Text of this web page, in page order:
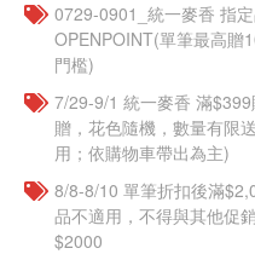
0729-0901_統一麥香​ 指
OPENPOINT(單筆最高贈
門檻)
7/29-9/1 統一麥香​ 滿
贈，花色隨機，數量有限
用；依購物車帶出為主)
8/8-8/10 單筆折扣後滿
品不適用，不得與其他促
$2000